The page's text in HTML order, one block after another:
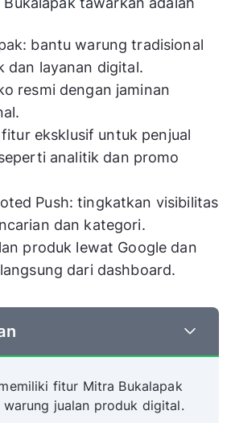
bantu warung tradisional
dan layanan digital.
resmi dengan jaminan
fitur eksklusif untuk penjual
analitik dan promo
Push: tingkatkan visibilitas
dan kategori.
produk lewat Google dan
dari dashboard.
fitur Mitra Bukalapak
jualan produk digital.